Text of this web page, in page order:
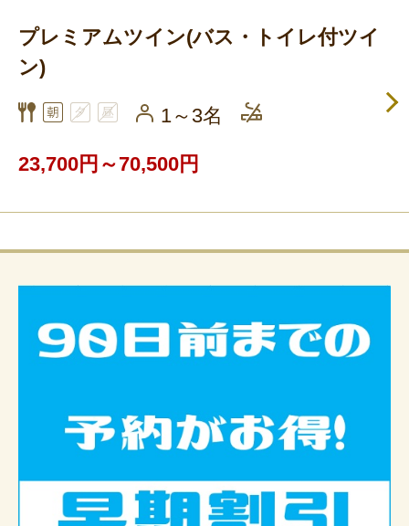
プレミアムツイン(バス・トイレ付ツイ
ン)
1～3名
23,700円～70,500円